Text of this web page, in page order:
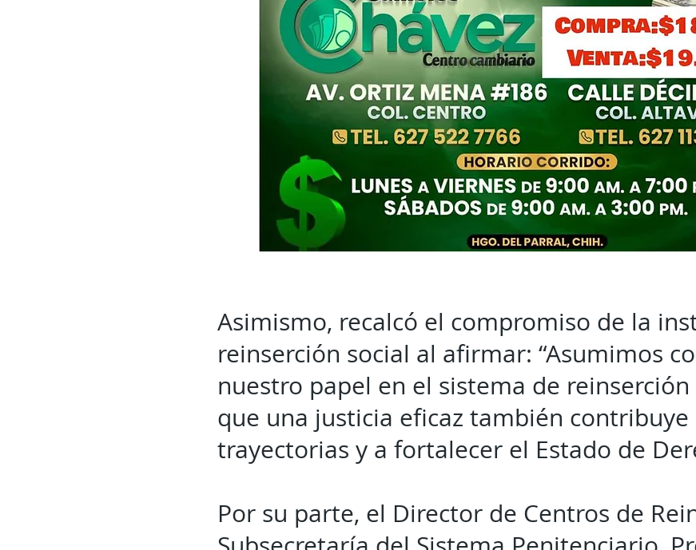
Asimismo, recalcó el compromiso de la
reinserción social al afirmar: “Asumimos
nuestro papel en el sistema de reinserción
que una justicia eficaz también
trayectorias y a fortalecer el Estado de
Por su parte, el Director de Centros de